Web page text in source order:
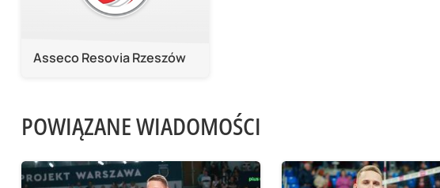
Asseco Resovia Rzeszów
POWIĄZANE WIADOMOŚCI